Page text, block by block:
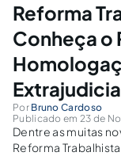
essa intervenção?
Reforma
Conheça o
Por Bruno Cardoso
Publicado em 23 de
Dentre as muitas
Reforma Trabalhista